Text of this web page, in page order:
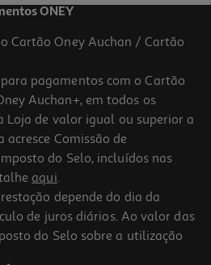
4.5
5 Active Preto
ONEY
Cartão Oney Auchan / Cartão
pagamentos com o Cartão
Auchan+, em todos os
Loja de valor igual ou superior a
Comissão de
do Selo, incluídos nas
aqui.
depende do dia da
de juros diários. Ao valor das
do Selo sobre a utilização